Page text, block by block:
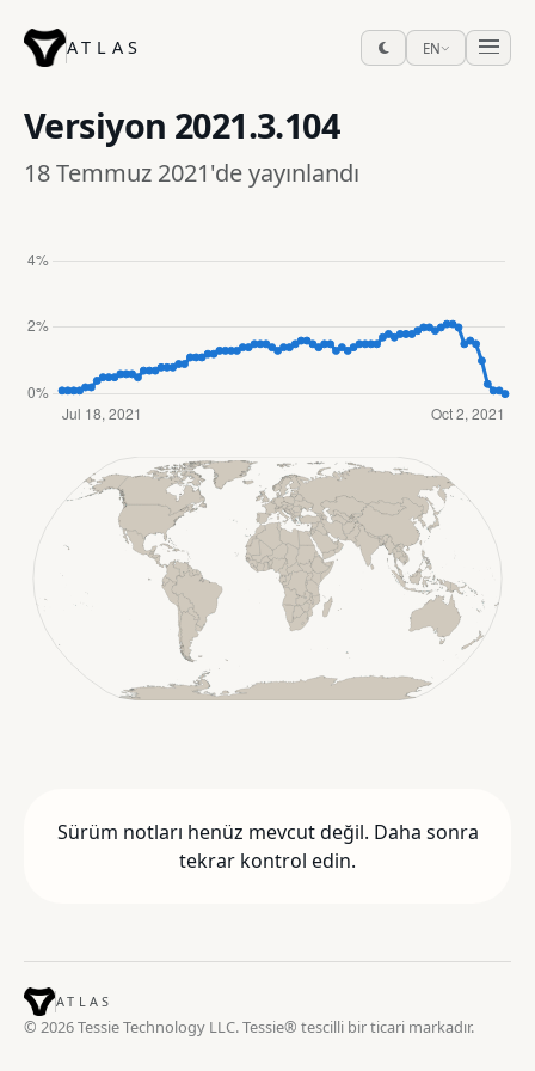
ATLAS EN
Versiyon 2021.3.104
18 Temmuz 2021'de yayınlandı
Sürüm notları henüz mevcut değil. Daha sonra
tekrar kontrol edin.
ATLAS
© 2026 Tessie Technology LLC. Tessie® tescilli bir ticari markadır.